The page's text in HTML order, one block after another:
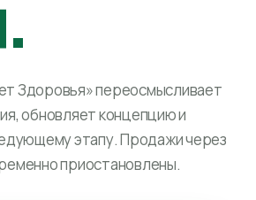
Здоровья» переосмысливает
обновляет концепцию и
этапу. Продажи через
приостановлены.